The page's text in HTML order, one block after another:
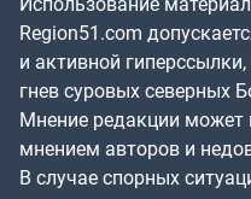
Region51.com
и активной
гнев суровых северных
Мнение редакции может
мнением авторов и
В случае спорных